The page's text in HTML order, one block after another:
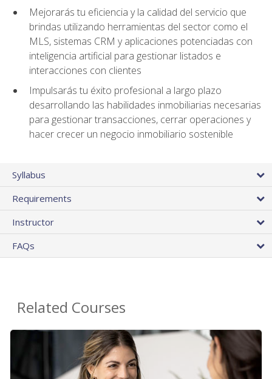
Mejorarás tu eficiencia y la calidad del servicio que
brindas utilizando herramientas del sector como el
MLS, sistemas CRM y aplicaciones potenciadas con
inteligencia artificial para gestionar listados e
interacciones con clientes
Impulsarás tu éxito profesional a largo plazo
desarrollando las habilidades inmobiliarias necesarias
para gestionar transacciones, cerrar operaciones y
hacer crecer un negocio inmobiliario sostenible
Syllabus
Requirements
Instructor
FAQs
Related Courses